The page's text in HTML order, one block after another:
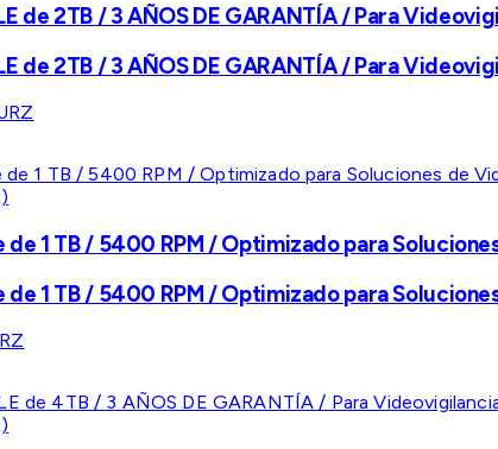
de 2TB / 3 AÑOS DE GARANTÍA / Para
de 2TB / 3 AÑOS DE GARANTÍA / Para
de 1 TB / 5400 RPM / Optimizado para
de 1 TB / 5400 RPM / Optimizado para